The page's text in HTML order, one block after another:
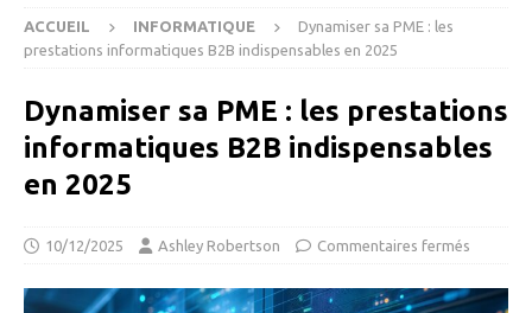
ACCUEIL INFORMATIQUE
Dynamiser sa PME : les
prestations informatiques B2B indispensables en 2025
Dynamiser sa PME : les prestations
informatiques B2B indispensables
en 2025
10/12/2025 Ashley Robertson Commentaires fermés